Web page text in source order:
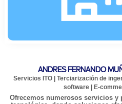
ANDRES FERNANDO
Servicios ITO| Terciarización de
software| E-
Ofrecemos numerosos servicios y